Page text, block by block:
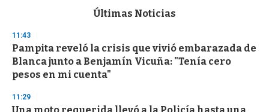
d
s
o
f
3
s
e
Últimas Noticias
11:43
Pampita reveló la crisis que vivió embarazada de
Blanca junto a Benjamín Vicuña: "Tenía cero
pesos en mi cuenta"
11:29
Una moto requerida llevó a la Policía hasta una